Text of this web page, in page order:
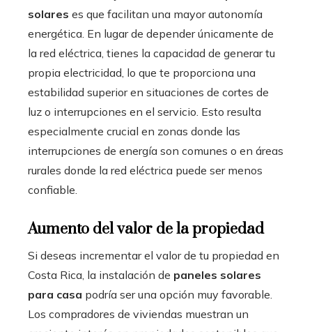
solares es que facilitan una mayor autonomía
energética. En lugar de depender únicamente de
la red eléctrica, tienes la capacidad de generar tu
propia electricidad, lo que te proporciona una
estabilidad superior en situaciones de cortes de
luz o interrupciones en el servicio. Esto resulta
especialmente crucial en zonas donde las
interrupciones de energía son comunes o en áreas
rurales donde la red eléctrica puede ser menos
confiable.
Aumento del valor de la propiedad
Si deseas incrementar el valor de tu propiedad en
Costa Rica, la instalación de paneles solares
para casa podría ser una opción muy favorable.
Los compradores de viviendas muestran un